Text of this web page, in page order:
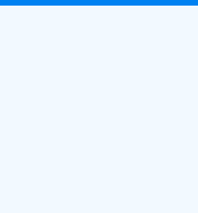
Бонусна програма